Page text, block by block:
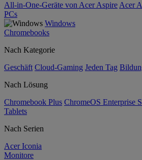
All-in-One-Geräte von Acer Aspire Acer
PCs
Windows
Chromebooks
Nach Kategorie
Geschäft Cloud-Gaming Jeden Tag
Nach Lösung
Chromebook Plus ChromeOS Enterprise
Tablets
Nach Serien
Acer Iconia
Monitore